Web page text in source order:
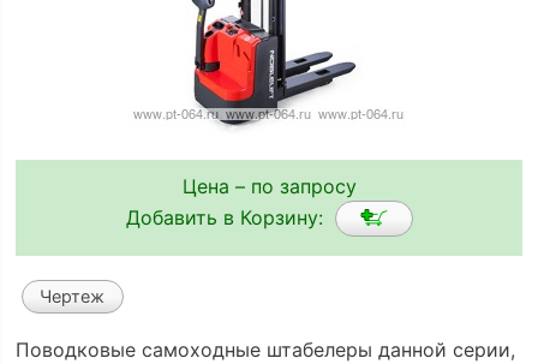
Цена – по запросу
Добавить в Корзину:
Чертеж
Поводковые самоходные штабелеры данной серии,